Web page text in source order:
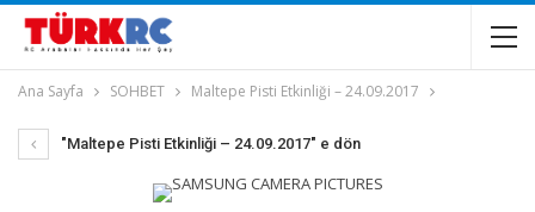
Ana Sayfa SOHBET Maltepe Pisti Etkinliği – 24.09.2017
"Maltepe Pisti Etkinliği – 24.09.2017" e dön